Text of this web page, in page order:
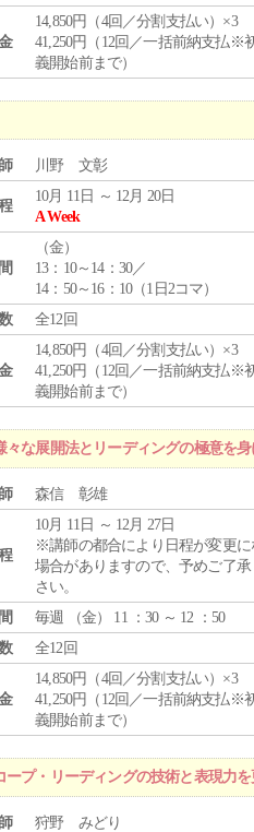
14,850円（4回／分割支払い）×3
41,250円（12回／一括前納支払※
義開始前まで）
川野 文彰
10月 11日 ～ 12月 20日
A Week
（金）
13：10～14：30／
14：50～16：10（1日2コマ）
全12回
14,850円（4回／分割支払い）×3
41,250円（12回／一括前納支払※
義開始前まで）
な展開法とリーディングの極意を身
森信 彰雄
10月 11日 ～ 12月 27日
※講師の都合により日程が変更に
場合がありますので、予めご了承
さい。
毎週 （金） 11 ：30 ～ 12 ：50
全12回
14,850円（4回／分割支払い）×3
41,250円（12回／一括前納支払※
義開始前まで）
プ・リーディングの技術と表現力
狩野 みどり